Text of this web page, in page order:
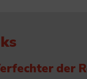
der